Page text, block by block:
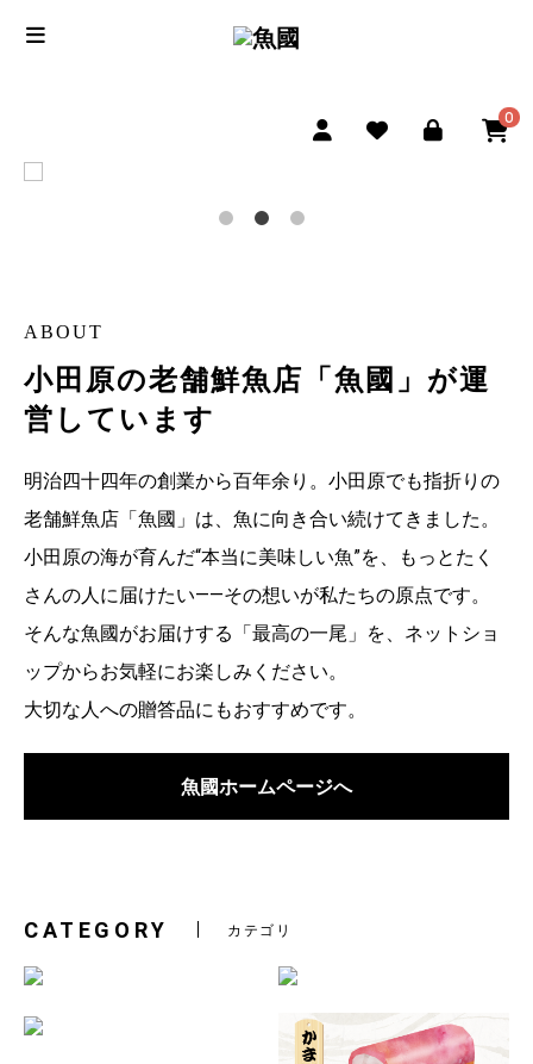
0
ABOUT
小田原の老舗鮮魚店「魚國」が運
営しています
明治四十四年の創業から百年余り。小田原でも指折りの
老舗鮮魚店「魚國」は、魚に向き合い続けてきました。
小田原の海が育んだ“本当に美味しい魚”を、もっとたく
さんの人に届けたい――その想いが私たちの原点です。
そんな魚國がお届けする「最高の一尾」を、ネットショ
ップからお気軽にお楽しみください。
大切な人への贈答品にもおすすめです。
魚國ホームページへ
CATEGORY カテゴリ